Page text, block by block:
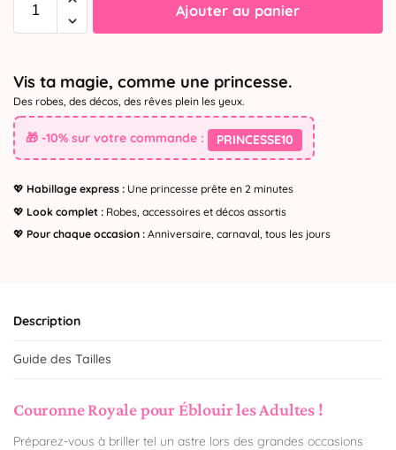
Ajouter au panier
Vis ta magie, comme une princesse.
Des robes, des décos, des rêves plein les yeux.
🎁 -10% sur votre commande : PRINCESSE10
💖 Habillage express : Une princesse prête en 2 minutes
💖 Look complet : Robes, accessoires et décos assortis
💖 Pour chaque occasion : Anniversaire, carnaval, tous les jours
Description
Guide des Tailles
Couronne Royale pour Éblouir les Adultes !
Préparez-vous à briller tel un astre lors des grandes occasions